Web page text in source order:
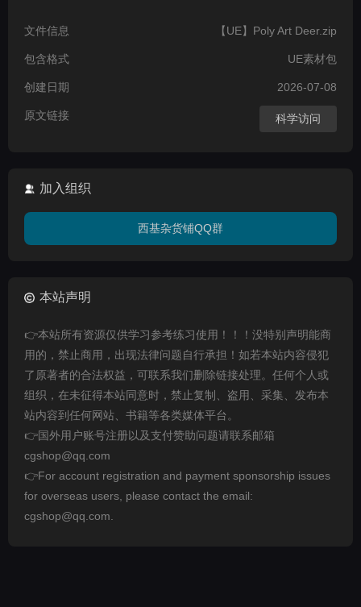
文件信息 【UE】Poly Art Deer.zip
包含格式 UE素材包
创建日期 2026-07-08
原文链接 科学访问
加入组织
西基杂货铺QQ群
本站声明
👉本站所有资源仅供学习参考练习使用！！！没特别声明能商
用的，禁止商用，出现法律问题自行承担！如若本站内容侵犯
了原著者的合法权益，可联系我们删除链接处理。任何个人或
组织，在未征得本站同意时，禁止复制、盗用、采集、发布本
站内容到任何网站、书籍等各类媒体平台。
👉国外用户账号注册以及支付赞助问题请联系邮箱
cgshop@qq.com
👉For account registration and payment sponsorship issues
for overseas users, please contact the email:
cgshop@qq.com.